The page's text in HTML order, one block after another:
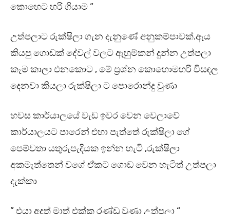
කොහෙට හරි ගියාම “
උත්පලාට රුක්ෂිලා ගැන දැනුණේ අනුකම්පාවක්.ඇය
කියපු ගොඩක් දේවල් වලට ඇහුම්කන් දුන්න උත්පලා
කෑම කාලා එනකොට , මේ ප්‍රශ්න කොහොමහරි විසඳල
දෙනවා කියලා රුක්ෂිලා ට පොරොන්දු වුණා
හවස කාර්යාලයේ වැඩ ඉවර වෙන වෙලාවේ
කාර්යාලයට පාරෙන් එහා පැත්තේ රුක්ෂිලා ගේ
පෙම්වතා යතුරුපැදියක ඉන්න හැටි ,රුක්ෂිලා
අකමැත්තෙන් වගේ ඒකට ගොඩ වෙන හැටිත් උත්පලා
දැක්කා
” එයා අදත් මාත් එක්ක රණ්ඩු වුණා උත්පලා “